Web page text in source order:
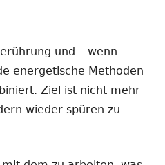
und – wenn
energetische Methoden
Ziel ist nicht mehr
wieder spüren zu